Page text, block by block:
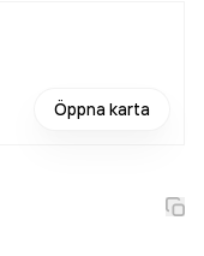
Öppna karta